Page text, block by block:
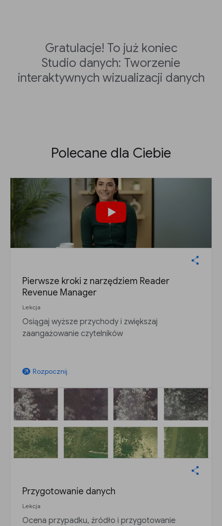
Gratulacje! To już koniec
Studio danych: Tworzenie
interaktywnych wizualizacji danych
Polecane dla Ciebie
Pierwsze kroki z narzędziem Reader
Revenue Manager
Lekcja
Osiągaj wyższe przychody i zwiększaj
zaangażowanie czytelników
arrow_outward Rozpocznij
Przygotowanie danych
Lekcja
Ocena przypadku, źródło i przygotowanie